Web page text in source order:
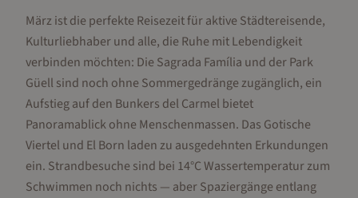
März ist die perfekte Reisezeit für aktive Städtereisende,
Kulturliebhaber und alle, die Ruhe mit Lebendigkeit
verbinden möchten: Die Sagrada Família und der Park
Güell sind noch ohne Sommergedränge zugänglich, ein
Aufstieg auf den Bunkers del Carmel bietet
Panoramablick ohne Menschenmassen. Das Gotische
Viertel und El Born laden zu ausgedehnten Erkundungen
ein. Strandbesuche sind bei 14°C Wassertemperatur zum
Schwimmen noch nichts — aber Spaziergänge entlang